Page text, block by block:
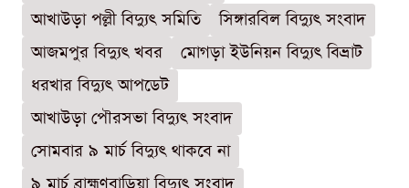
আখাউড়া পল্লী বিদ্যুৎ সমিতি
সিঙ্গারবিল বিদ্যুৎ সংবাদ
আজমপুর বিদ্যুৎ খবর
মোগড়া ইউনিয়ন বিদ্যুৎ বিভ্রাট
ধরখার বিদ্যুৎ আপডেট
আখাউড়া পৌরসভা বিদ্যুৎ সংবাদ
সোমবার ৯ মার্চ বিদ্যুৎ থাকবে না